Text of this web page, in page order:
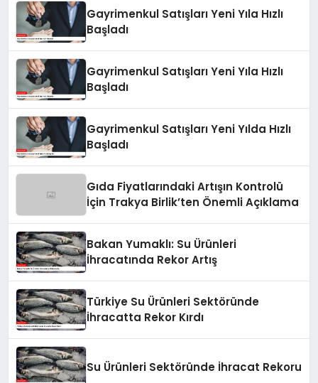
Gayrimenkul Satışları Yeni Yıla Hızlı
Başladı
Gayrimenkul Satışları Yeni Yıla Hızlı
Başladı
Gayrimenkul Satışları Yeni Yılda Hızlı
Başladı
Gıda Fiyatlarındaki Artışın Kontrolü
İçin Trakya Birlik’ten Önemli Açıklama
Bakan Yumaklı: Su Ürünleri
İhracatında Rekor Artış
Türkiye Su Ürünleri Sektöründe
İhracatta Rekor Kırdı
Su Ürünleri Sektöründe İhracat Rekoru